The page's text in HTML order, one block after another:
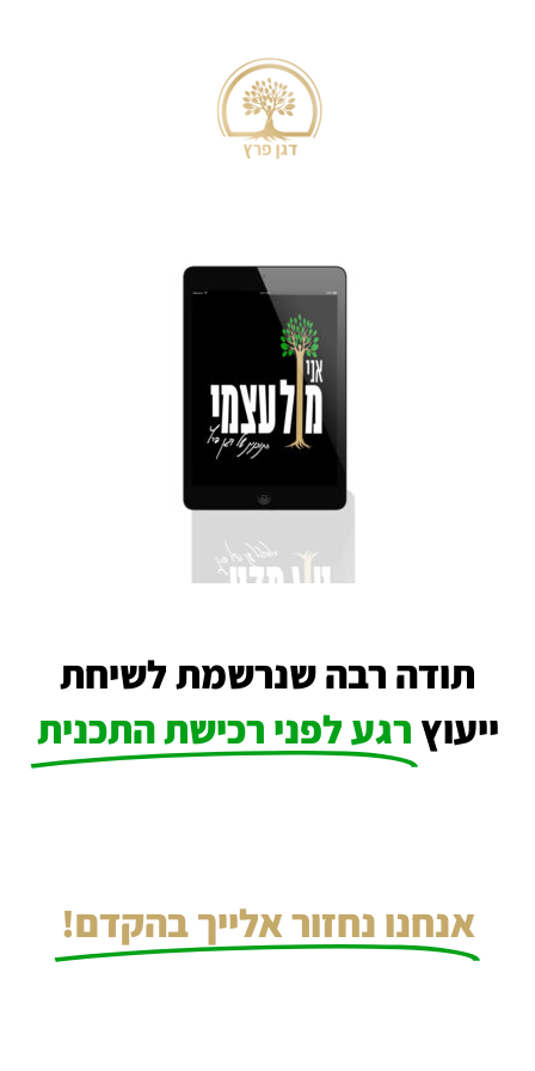
תודה רבה שנרשמת לשיחת
ייעוץ רגע לפני רכישת התכנית
אנחנו נחזור אלייך בהקדם!